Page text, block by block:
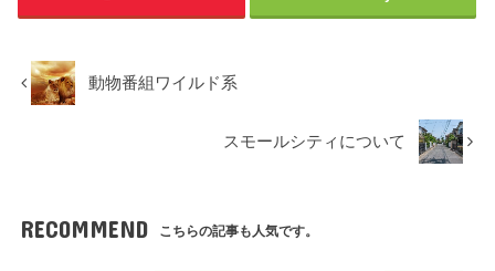
動物番組ワイルド系
スモールシティについて
RECOMMEND こちらの記事も人気です。